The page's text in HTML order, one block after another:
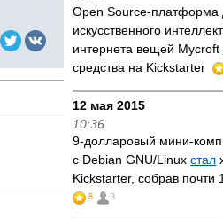
Open Source-платформа
искусственного
интернета вещей Mycroft
средства на Kickstarter
12 мая 2015
10:36
9-долларовый мини-
с Debian GNU/Linuxстал
Kickstarter, собрав почти
8 3